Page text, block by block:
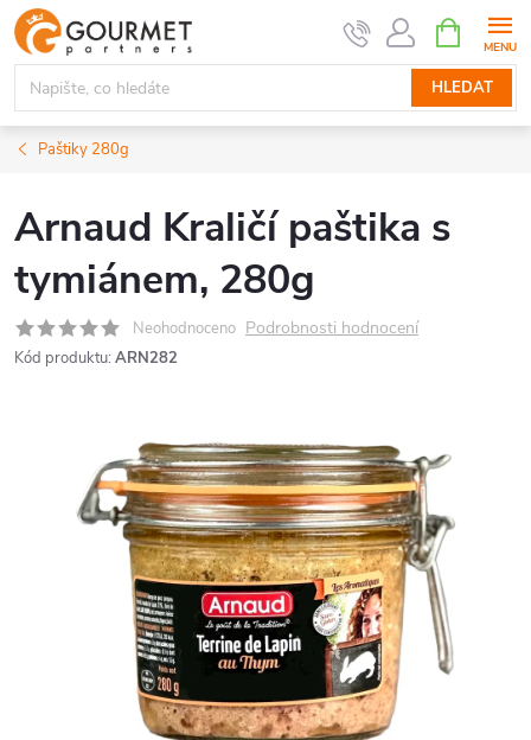
Přejít
na
obsah
HLEDAT
NÁKUPNÍ
KOŠÍK
Paštiky 280g
Arnaud Kraličí paštika s
tymiánem, 280g
Neohodnoceno Podrobnosti hodnocení
Kód produktu: ARN282